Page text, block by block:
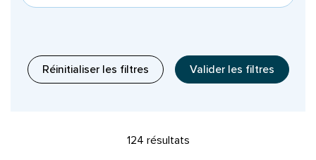
Réinitialiser les filtres Valider les filtres
Liste des événements
124 résultats